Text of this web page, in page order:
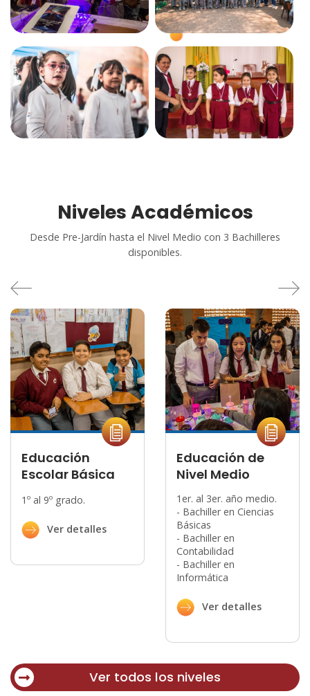
Niveles Académicos
Desde Pre-Jardín hasta el Nivel Medio con 3 Bachilleres
disponibles.
Educación de
Nivel Medio
1er. al 3er. año medio.
Básicas
- Bachiller en
- Bachiller en
EDI CERRITOS
Guardería habilitada
para niños de 4 meses
hasta 2 años y 11 meses
de edad.
Ver todos los niveles